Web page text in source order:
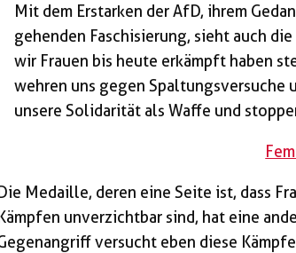
Mit dem Erstarken der AfD, ihrem
gehenden Faschisierung, sieht auch
wir Frauen bis heute erkämpft haben
wehren uns gegen Spaltungsversuche
unsere Solidarität als Waffe und
Medaille, deren eine Seite ist, dass
Kämpfen unverzichtbar sind, hat eine
versucht eben diese